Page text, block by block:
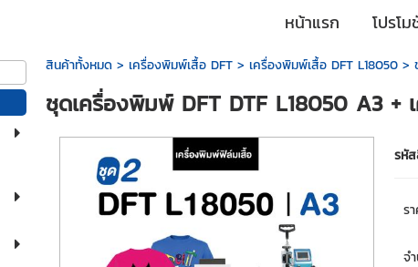
หน้าแรก โปรโม
สินค้าทั้งหมด> เครื่องพิมพ์เสื้อ DFT> เครื่องพิมพ์เสื้อ DFT L18050>
ชุดเครื่องพิมพ์ DFT DTF L18050 A3 +
รหั
ร
จ